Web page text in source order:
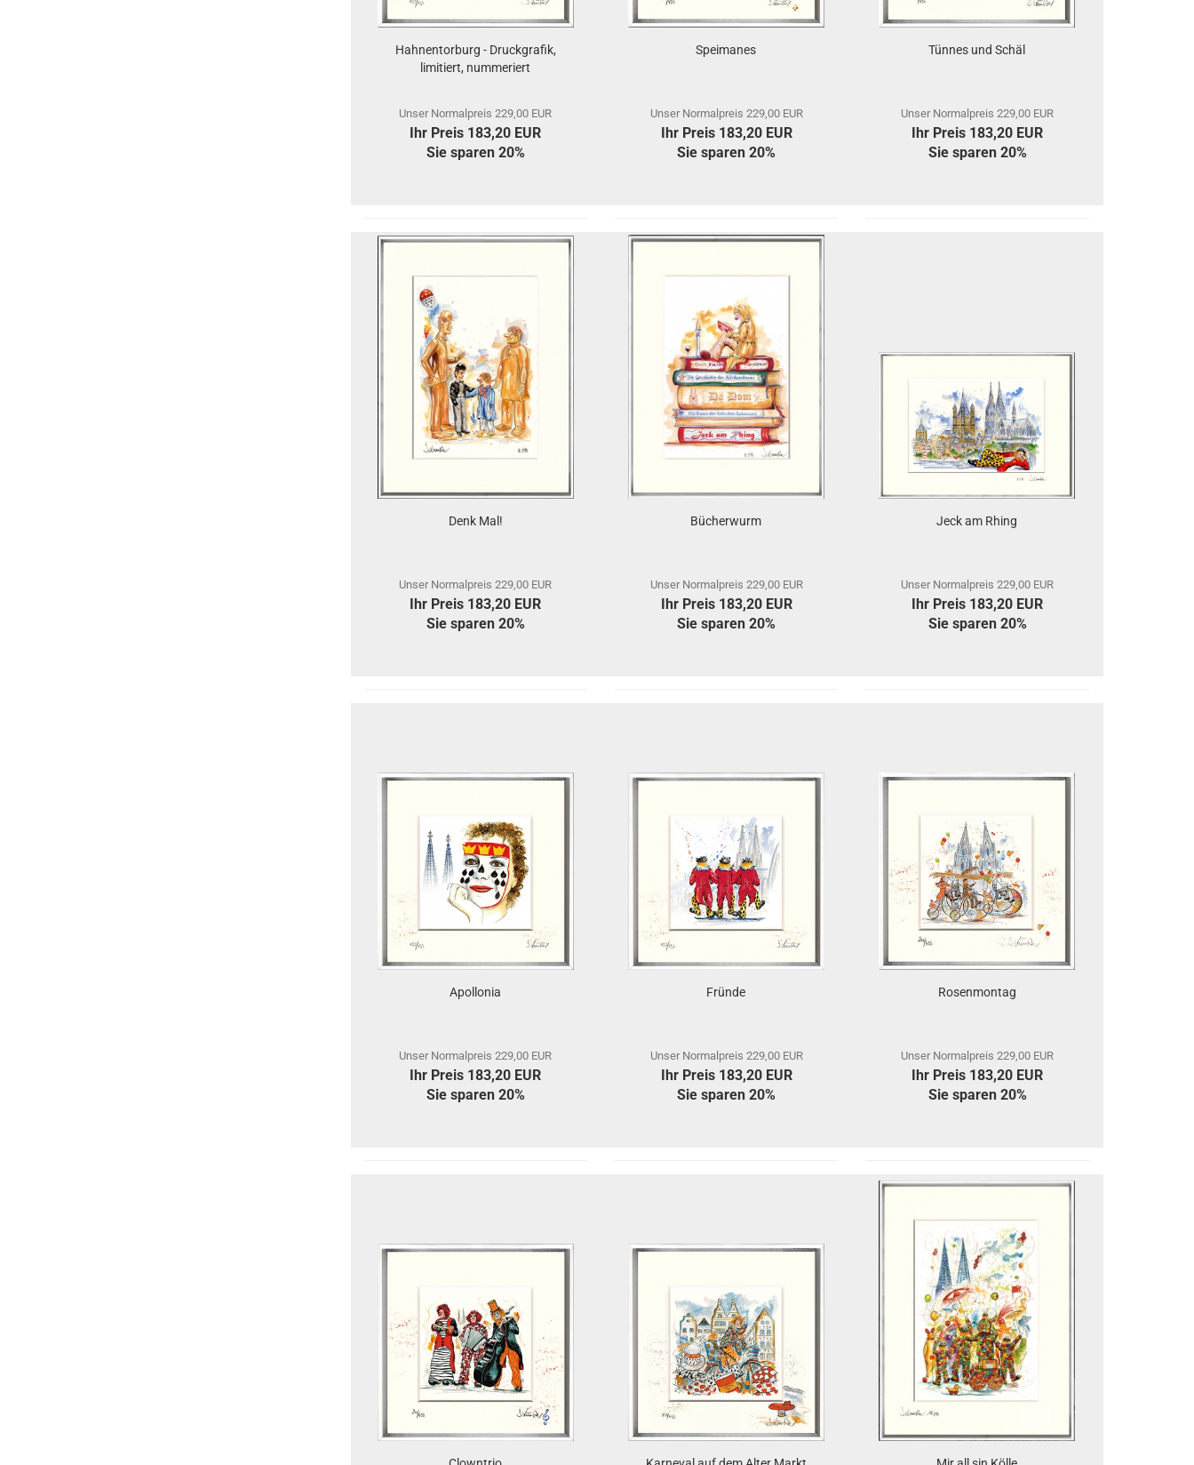
Hahnentorburg - Druckgrafik,
limitiert, nummeriert
Unser Normalpreis 229,00 EUR
Ihr Preis 183,20 EUR
Sie sparen 20%
Speimanes
Unser Normalpreis 229,00 EUR
Ihr Preis 183,20 EUR
Sie sparen 20%
Tünnes und Schäl
Unser Normalpreis 229,00 EUR
Ihr Preis 183,20 EUR
Sie sparen 20%
Denk Mal!
Unser Normalpreis 229,00 EUR
Ihr Preis 183,20 EUR
Sie sparen 20%
Bücherwurm
Unser Normalpreis 229,00 EUR
Ihr Preis 183,20 EUR
Sie sparen 20%
Jeck am Rhing
Unser Normalpreis 229,00 EUR
Ihr Preis 183,20 EUR
Sie sparen 20%
Apollonia
Unser Normalpreis 229,00 EUR
Ihr Preis 183,20 EUR
Sie sparen 20%
Fründe
Unser Normalpreis 229,00 EUR
Ihr Preis 183,20 EUR
Sie sparen 20%
Rosenmontag
Unser Normalpreis 229,00 EUR
Ihr Preis 183,20 EUR
Sie sparen 20%